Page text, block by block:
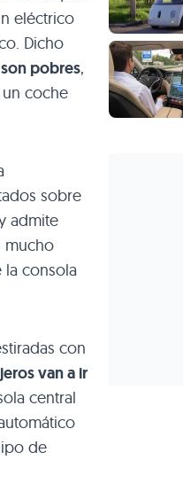
eléctrico
Dicho
pobres,
coche
sobre
admite
mucho
la consola
con
van a ir
central
de